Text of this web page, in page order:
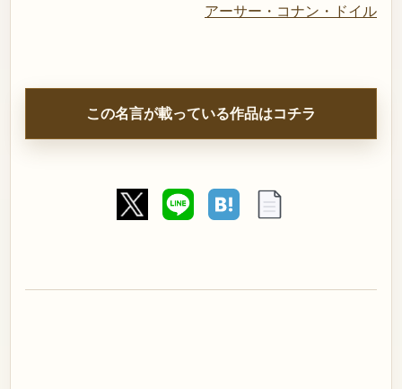
アーサー・コナン・ドイル
この名言が載っている作品はコチラ